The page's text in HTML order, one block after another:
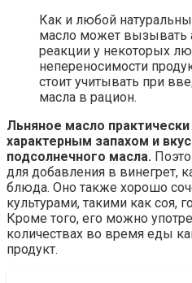
Как и любой
масло может вызывать
реакции у некоторых
непереносимости
стоит учитывать при
масла в рацион.
Льняное масло
характерным запахом и
подсолнечного масла.
для добавления в винегрет,
блюда. Оно также хорошо
культурами, такими как соя,
Кроме того, его можно
количествах во время еды
продукт.